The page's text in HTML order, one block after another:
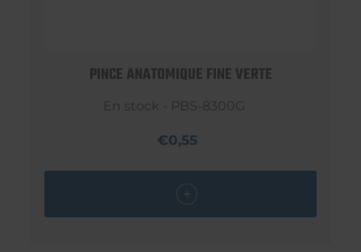
PINCE ANATOMIQUE FINE VERTE
En stock - PBS-8300G
€0,55